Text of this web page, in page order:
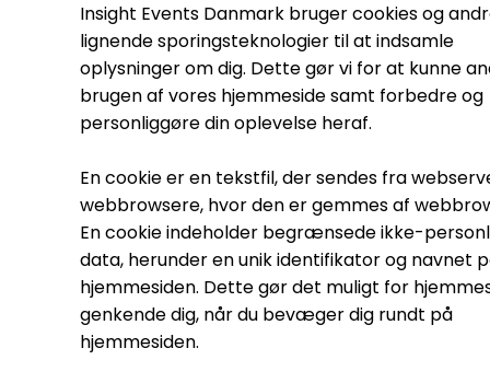
Insight Events Danmark bruger cookies og
lignende sporingsteknologier til at indsamle
oplysninger om dig. Dette gør vi for at kunne
brugen af vores hjemmeside samt forbedre og
personliggøre din oplevelse heraf.
En cookie er en tekstfil, der sendes fra
webbrowsere, hvor den er gemmes af
En cookie indeholder begrænsede ikke-
data, herunder en unik identifikator og navnet
hjemmesiden. Dette gør det muligt for
genkende dig, når du bevæger dig rundt på
hjemmesiden.